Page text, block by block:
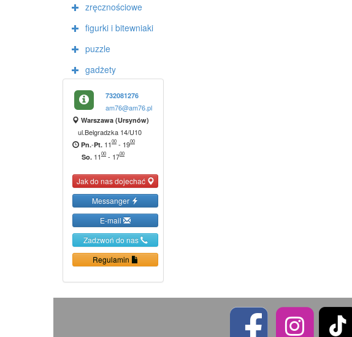
zręcznościowe
figurki i bitewniaki
puzzle
gadżety
732081276
am76@am76.pl
Warszawa (Ursynów)
ul.Belgradzka 14/U10
Pn.-Pt. 1100 - 1900
So. 1100 - 1700
Jak do nas dojechać
Messanger
E-mail
Zadzwoń do nas
Regulamin